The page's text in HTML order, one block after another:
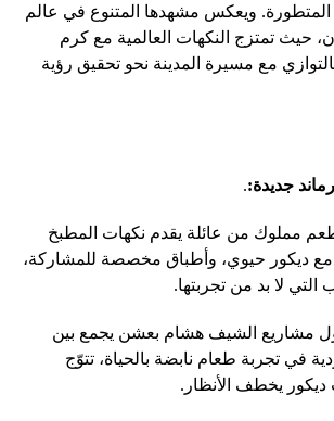
المتطورة. ويعكس مشهدها المتنوع في عالم
حيث تمتزج النكهات العالمية مع كرم
بالتوازي مع مسيرة المدينة نحو تحقيق رؤية
جديدة:.
مملوك من عائلة يقدم نكهات المطبخ
مع ديكور حيوي، وأطباق مخصصة للمشاركة،
التي لا بد من تجربتها.
مشاريع الشيف هشام بعشن يجمع بين
تجربة طعام نابضة بالحياة، تتوّج
ديكور يخطف الأنظار.